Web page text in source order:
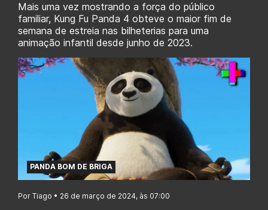
Mais uma vez mostrando a força do público
familiar, Kung Fu Panda 4 obteve o maior fim de
semana de estreia nas bilheterias para uma
animação infantil desde junho de 2023.
PANDA BOM DE BRIGA
Por Tiago • 26 de março de 2024, às 07:00